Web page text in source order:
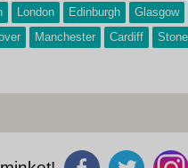
London Edinburgh Glasgow
Manchester Cardiff